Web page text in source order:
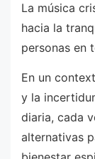
La música
hacia la
personas en
En un
y la
diaria, cada
alternativas